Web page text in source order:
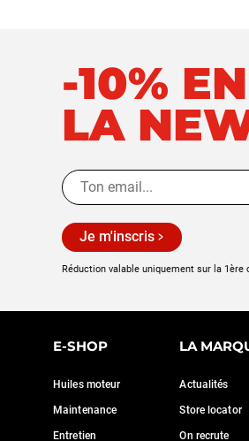
-10%
LA
Je m'inscris
Réduction valable uniquement sur la
E-SHOP
Huiles moteur
Maintenance
Entretien
LA
Actualités
Store locator
On recrute